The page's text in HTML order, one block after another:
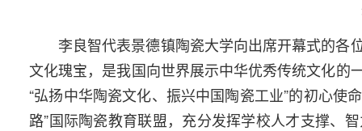
李良智代表景德镇陶瓷大学向出席开幕式的各
文化瑰宝，是我国向世界展示中华优秀传统文化
“弘扬中华陶瓷文化、振兴中国陶瓷工业”的初心使
路”国际陶瓷教育联盟，充分发挥学校人才支撑、